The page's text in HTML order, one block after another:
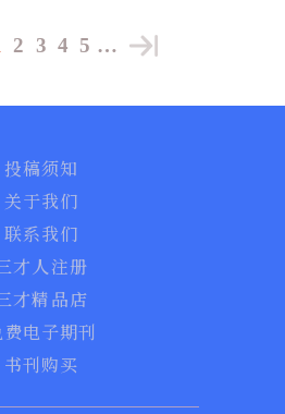
2 3 4 5 …
投稿须知
关于我们
联系我们
才人注册
才精品店
电子期刊
书刊购买